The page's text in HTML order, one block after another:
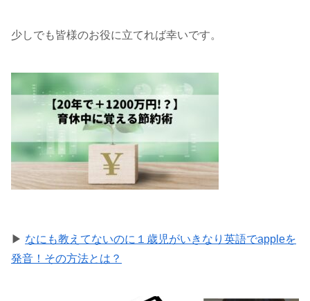
少しでも皆様のお役に立てれば幸いです。
▶ なにも教えてないのに１歳児がいきなり英語でappleを
発音！その方法とは？